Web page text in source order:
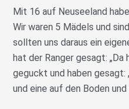
Mit 16 auf Neuseeland
Wir waren 5 Mädels und
sollten uns daraus ein
hat der Ranger gesagt:
geguckt und haben gesagt:
und eine auf den Boden